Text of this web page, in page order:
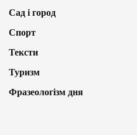
Сад і город
Спорт
Тексти
Туризм
Фразеологізм дня